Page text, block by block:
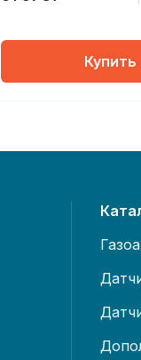
Купить